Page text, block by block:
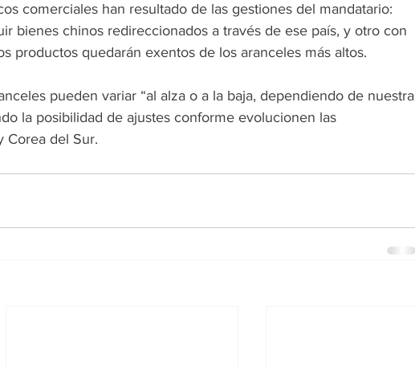
comerciales han resultado de las gestiones del mandatario:
bienes chinos redireccionados a través de ese país, y otro con
productos quedarán exentos de los aranceles más altos.
pueden variar “al alza o a la baja, dependiendo de nuestra
la posibilidad de ajustes conforme evolucionen las
Corea del Sur.